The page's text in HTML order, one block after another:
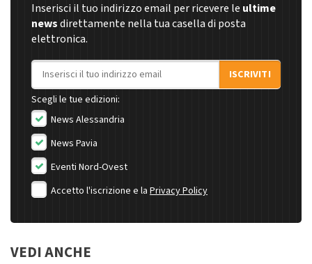
Inserisci il tuo indirizzo email per ricevere le ultime
newsdirettamente nella tua casella di posta
elettronica.
Indirizzo email
ISCRIVITI
Scegli le tue edizioni:
News Alessandria
News Pavia
Eventi Nord-Ovest
Accetto l'iscrizione e la Privacy Policy
VEDI ANCHE